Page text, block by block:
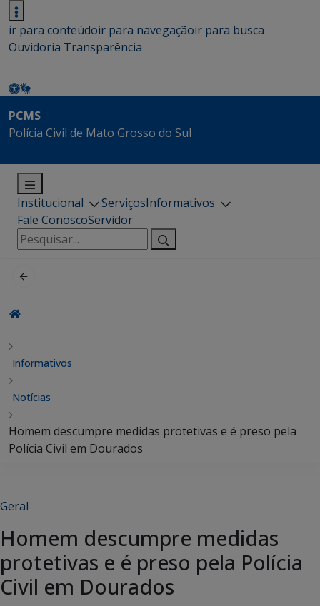
ir para conteúdoir para navegaçãoir para busca
Ouvidoria Transparência
PCMS
Polícia Civil de Mato Grosso do Sul
Institucional ServiçosInformativos
Fale ConoscoServidor
Pesquisar
por:
Informativos
Notícias
Homem descumpre medidas protetivas e é preso pela
Polícia Civil em Dourados
Geral
Homem descumpre medidas
protetivas e é preso pela Polícia
Civil em Dourados